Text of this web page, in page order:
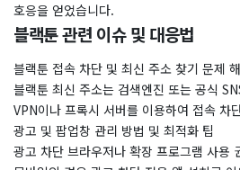
호응을 얻었습니다.
블랙툰 관련 이슈 및 대응법
블랙툰 접속 차단 및 최신 주소 찾기 문제
블랙툰 최신 주소는 검색엔진 또는 공식
VPN이나 프록시 서버를 이용하여 접속 차
광고 및 팝업창 관리 방법 및 최적화 팁
광고 차단 브라우저나 확장 프로그램 사용